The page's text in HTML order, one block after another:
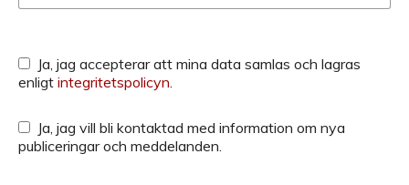
enligt integritetspolicyn.
publiceringar och meddelanden.